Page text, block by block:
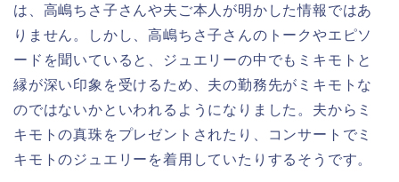
は、高嶋ちさ子さんや夫ご本人が明かした情報ではあ
りません。しかし、高嶋ちさ子さんのトークやエピソ
ードを聞いていると、ジュエリーの中でもミキモトと
縁が深い印象を受けるため、夫の勤務先がミキモトな
のではないかといわれるようになりました。夫からミ
キモトの真珠をプレゼントされたり、コンサートでミ
キモトのジュエリーを着用していたりするそうです。